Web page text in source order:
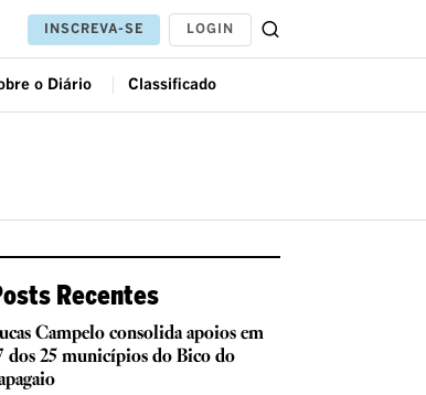
INSCREVA-SE LOGIN
o Diário Classificado
Recentes
Campelo consolida apoios em
dos 25 municípios do Bico do